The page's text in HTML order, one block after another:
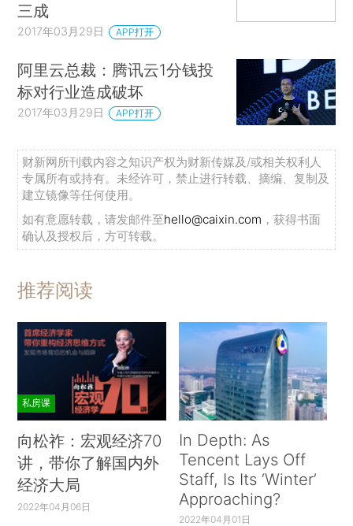
三成
2017年03月29日 APP打开
阿里云总裁：腾讯云1分钱投
标对行业造成破坏
2017年03月29日 APP打开
财新网所刊载内容之知识产权为财新传媒及/或相关权利人
专属所有或持有。未经许可，禁止进行转载、摘编、复制及
建立镜像等任何使用。
如有意愿转载，请发邮件至hello@caixin.com ，获得书面
确认及授权后，方可转载。
推荐阅读
私房课
向松祚：宏观经济70
讲，带你了解国内外
经济大局
2022年04月06日
In Depth: As
Tencent Lays Off
Staff, Is Its ‘Winter’
Approaching?
2022年04月01日